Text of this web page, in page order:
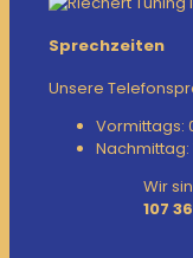
Sprechzeiten
Unsere
Vormittags:
Nachmittag:
Wir
107